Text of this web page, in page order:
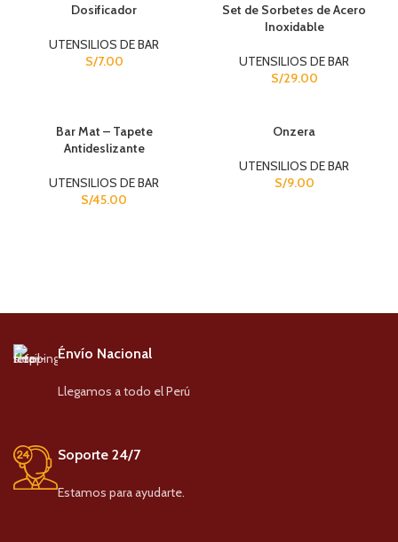
Dosificador
UTENSILIOS DE BAR
S/7.00
Set de Sorbetes de Acero
Inoxidable
UTENSILIOS DE BAR
S/29.00
SOLD OUTBar Mat – Tapete
Antideslizante
UTENSILIOS DE BAR
S/45.00
Onzera
UTENSILIOS DE BAR
S/9.00
Énvío Nacional
Llegamos a todo el Perú
Soporte 24/7
Estamos para ayudarte.